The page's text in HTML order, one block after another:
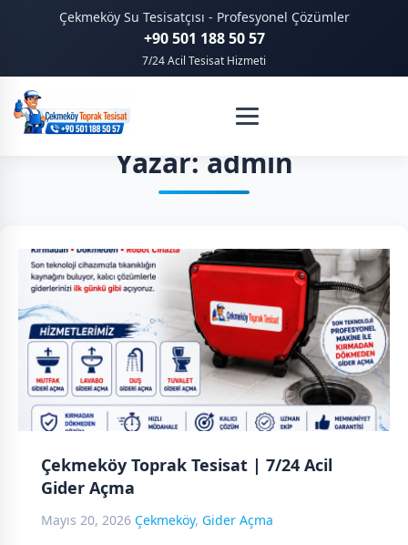
Çekmeköy Su Tesisatçısı - Profesyonel Çözümler
+90 501 188 50 57
7/24 Acil Tesisat Hizmeti
Yazar: admin
Çekmeköy Toprak Tesisat | 7/24 Acil
Gider Açma
Mayıs 20, 2026 Çekmeköy, Gider Açma